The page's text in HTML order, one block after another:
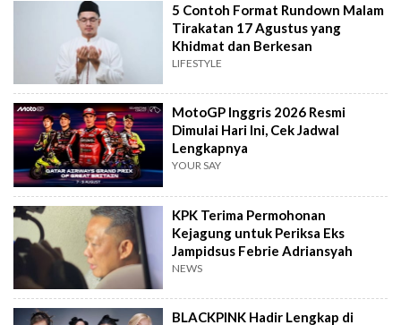
5 Contoh Format Rundown Malam
Tirakatan 17 Agustus yang
Khidmat dan Berkesan
LIFESTYLE
MotoGP Inggris 2026 Resmi
Dimulai Hari Ini, Cek Jadwal
Lengkapnya
YOUR SAY
KPK Terima Permohonan
Kejagung untuk Periksa Eks
Jampidsus Febrie Adriansyah
NEWS
BLACKPINK Hadir Lengkap di